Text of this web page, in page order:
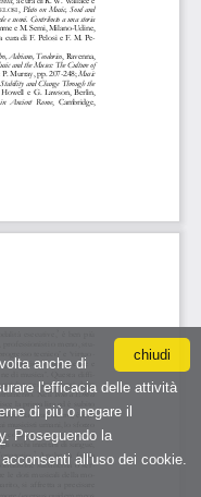
chiudi
anche di
l'efficacia delle attività
di più o negare il
. Proseguendo la
all'uso dei cookie.